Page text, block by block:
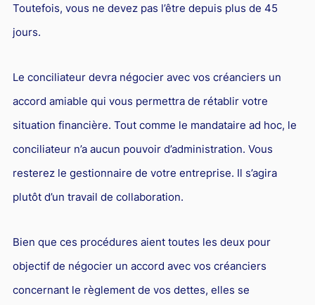
Toutefois, vous ne devez pas l’être depuis plus de 45
jours.
Le conciliateur devra négocier avec vos créanciers un
accord amiable qui vous permettra de rétablir votre
situation financière. Tout comme le mandataire ad hoc, le
conciliateur n’a aucun pouvoir d’administration. Vous
resterez le gestionnaire de votre entreprise. Il s’agira
plutôt d’un travail de collaboration.
Bien que ces procédures aient toutes les deux pour
objectif de négocier un accord avec vos créanciers
concernant le règlement de vos dettes, elles se